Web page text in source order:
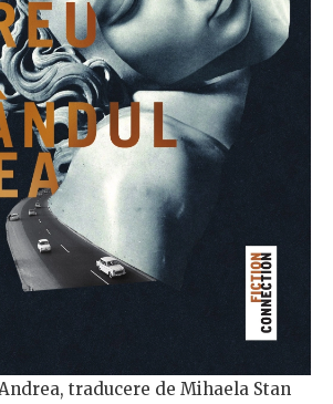
traducere de Mihaela Stan